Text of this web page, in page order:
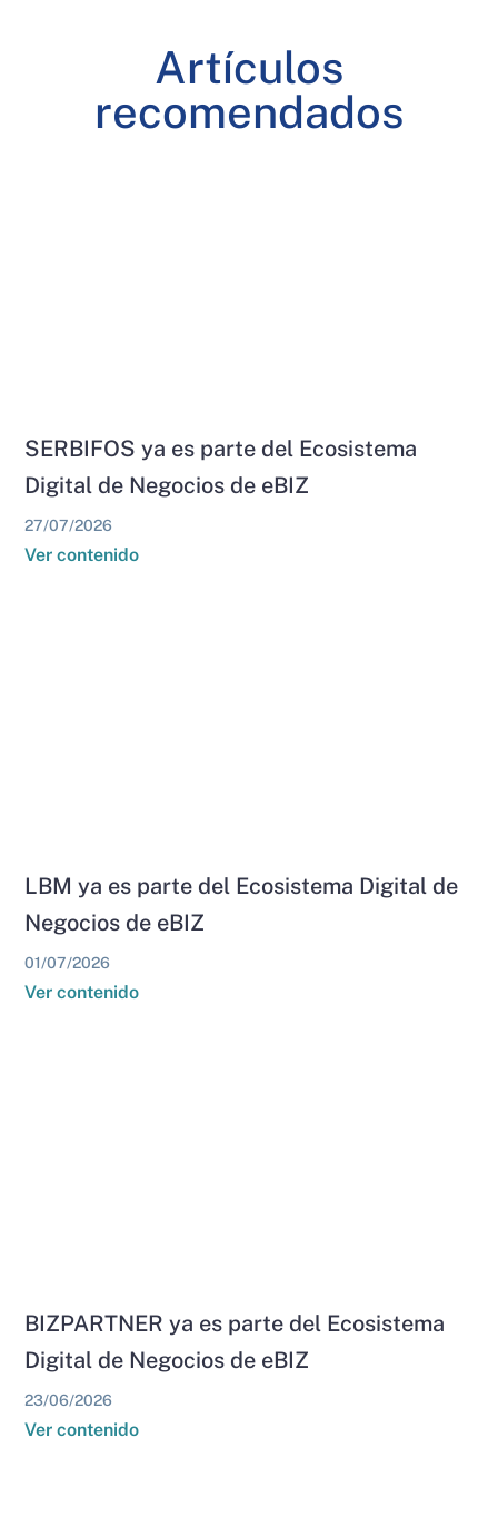
Artículos
recomendados
SERBIFOS ya es parte del Ecosistema
Digital de Negocios de eBIZ
27/07/2026
Ver contenido
LBM ya es parte del Ecosistema Digital de
Negocios de eBIZ
01/07/2026
Ver contenido
BIZPARTNER ya es parte del Ecosistema
Digital de Negocios de eBIZ
23/06/2026
Ver contenido